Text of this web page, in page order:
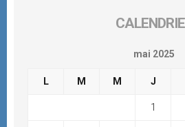
mai 2025
L M M J
1